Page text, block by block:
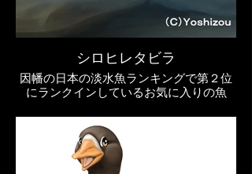
シロヒレタビラ
因幡の日本の淡水魚ランキングで第２位
にランクインしているお気に入りの魚
〝シロヒレタビラ〟を描いたイラスト